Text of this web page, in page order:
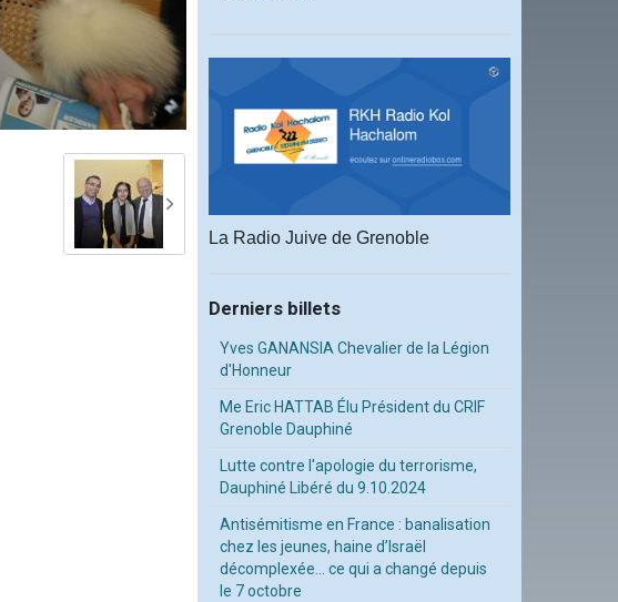
La Radio Juive de Grenoble
Derniers billets
Yves GANANSIA Chevalier de la Légion
d'Honneur
Me Eric HATTAB Élu Président du CRIF
Grenoble Dauphiné
Lutte contre l'apologie du terrorisme,
Dauphiné Libéré du 9.10.2024
Antisémitisme en France : banalisation
chez les jeunes, haine d’Israël
décomplexée… ce qui a changé depuis
le 7 octobre